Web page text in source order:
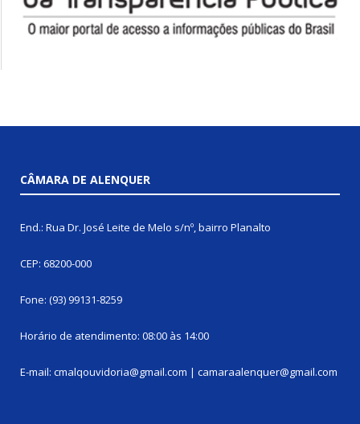
CÂMARA DE ALENQUER
End.: Rua Dr. José Leite de Melo s/nº, bairro Planalto
CEP: 68200-000
Fone: (93) 99131-8259
Horário de atendimento: 08:00 às 14:00
E-mail: cmalqouvidoria@gmail.com | camaraalenquer@gmail.com